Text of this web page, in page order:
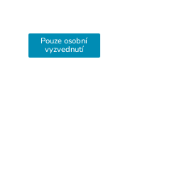
Pouze osobní
vyzvednutí